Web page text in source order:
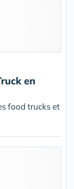
en
food trucks et